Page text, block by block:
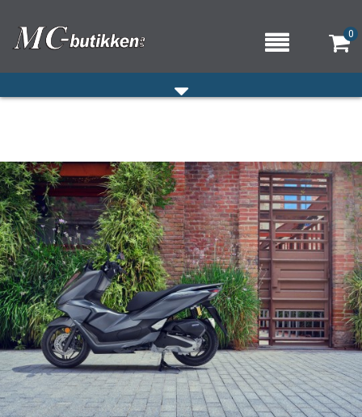
0
HJEM
VERKSTED
OM OSS/ÅPNINGSTIDER
KONTAKT OSS